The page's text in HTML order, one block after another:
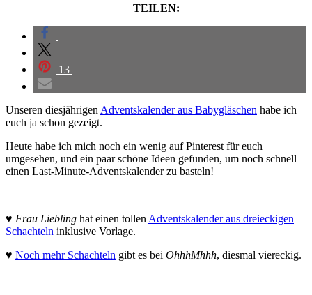
TEILEN:
13
Unseren diesjährigen Adventskalender aus Babygläschen habe ich
euch ja schon gezeigt.
Heute habe ich mich noch ein wenig auf Pinterest für euch
umgesehen, und ein paar schöne Ideen gefunden, um noch schnell
einen Last-Minute-Adventskalender zu basteln!
♥ Frau Liebling hat einen tollen Adventskalender aus dreieckigen
Schachteln inklusive Vorlage.
♥ Noch mehr Schachteln gibt es bei OhhhMhhh, diesmal viereckig.